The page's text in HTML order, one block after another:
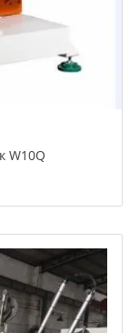
W10Q